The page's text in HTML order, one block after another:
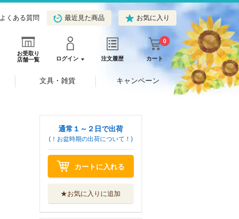
よくある質問 最近見た商品 お気に入り
お受取り
店舗一覧
ログイン 注文履歴 カート
0
文具・雑貨 キャンペーン
通常１～２日で出荷
(！お盆時期の出荷について！)
カートに入れる
★お気に入りに追加
新注釈民法 ２０
－１